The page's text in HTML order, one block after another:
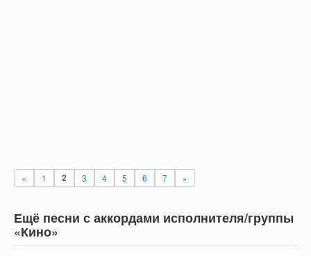
« 1 2 3 4 5 6 7 »
Ещё песни с аккордами исполнителя/группы
«Кино»